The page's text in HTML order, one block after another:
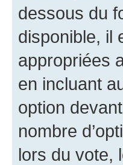
dessous du
disponible, il
appropriées
en incluant
option
nombre
lors du vote,